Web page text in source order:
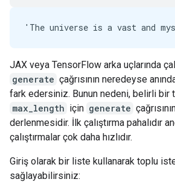
JAX veya TensorFlow arka uçlarında
generate çağrısının neredeyse
fark edersiniz. Bunun nedeni, belirli bir
max_length için generate
derlenmesidir. İlk çalıştırma pahalıdır
çalıştırmalar çok daha hızlıdır.
Giriş olarak bir liste kullanarak toplu
sağlayabilirsiniz: